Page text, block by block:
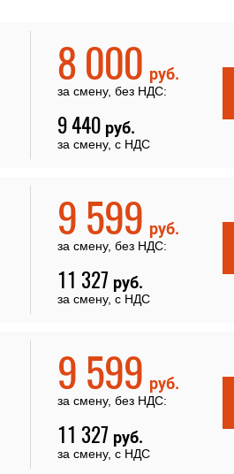
8 000руб.
за смену, без НДС:
9 440 руб.
за смену, с НДС
9 599руб.
за смену, без НДС:
11 327 руб.
за смену, с НДС
9 599руб.
за смену, без НДС:
11 327 руб.
за смену, с НДС